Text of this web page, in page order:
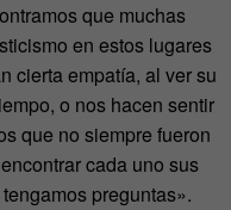
que muchas
en estos lugares
cierta empatía, al ver su
o nos hacen sentir
que no siempre fueron
cada uno sus
preguntas».